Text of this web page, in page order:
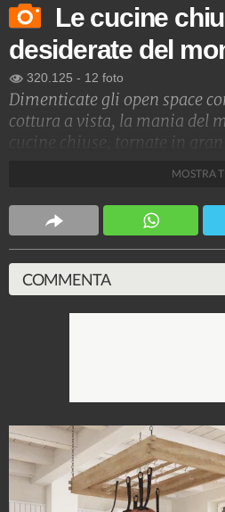
Le cucine
desiderate del
320.125 - 12 foto
Dimenticate gli open space
cottura a vista, la mania del
cucine chiuse, tornate in
Stile e trend
1.514.995.631 1.957 video
MOSTRA
COMMENTA